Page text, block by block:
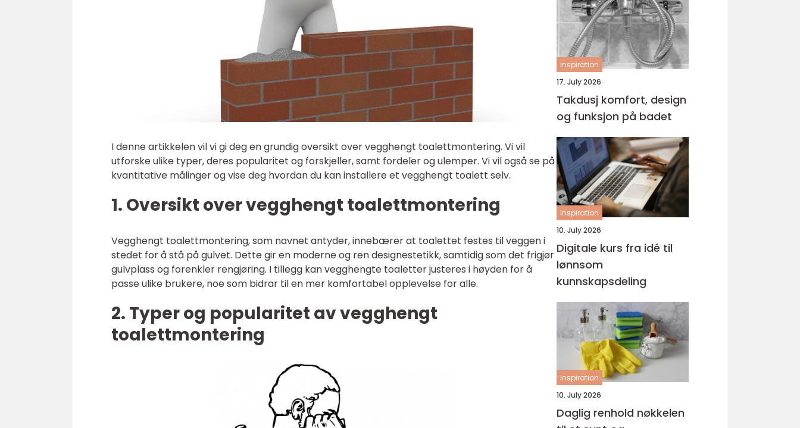
I denne artikkelen vil vi gi deg en grundig oversikt over vegghengt toalettmontering. Vi vil
utforske ulike typer, deres popularitet og forskjeller, samt fordeler og ulemper. Vi vil også se på
kvantitative målinger og vise deg hvordan du kan installere et vegghengt toalett selv.
1. Oversikt over vegghengt toalettmontering
Vegghengt toalettmontering, som navnet antyder, innebærer at toalettet festes til veggen i
stedet for å stå på gulvet. Dette gir en moderne og ren designestetikk, samtidig som det frigjør
gulvplass og forenkler rengjøring. I tillegg kan vegghengte toaletter justeres i høyden for å
passe ulike brukere, noe som bidrar til en mer komfortabel opplevelse for alle.
2. Typer og popularitet av vegghengt
toalettmontering
inspiration
17. July 2026
Takdusj komfort, design
og funksjon på badet
inspiration
10. July 2026
Digitale kurs fra idé til
lønnsom
kunnskapsdeling
inspiration
10. July 2026
Daglig renhold nøkkelen